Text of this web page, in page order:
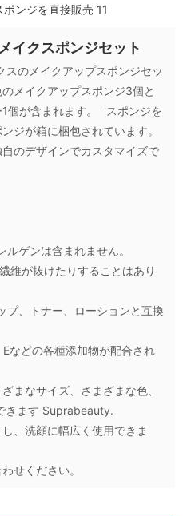
イクスポンジセット
のメイクアップスポンジセッ
メイクアップスポンジ3個と
個が含まれます。 'スポンジを
ジが箱に梱包されています。
のデザインでカスタマイズで
ゲンは含まれません。
維が抜けたりすることはあり
プ、トナー、ローションと互換
などの各種添加物が配合され
まなサイズ、さまざまな色、
きます Suprabeauty.
、洗顔に幅広く使用できま
せください。